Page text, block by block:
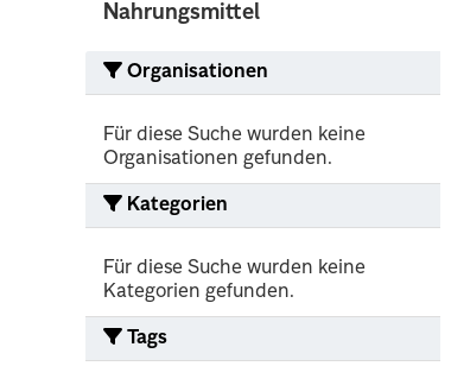
Nahrungsmittel
Organisationen
Für diese Suche wurden keine
Organisationen gefunden.
Kategorien
Für diese Suche wurden keine
Kategorien gefunden.
Tags